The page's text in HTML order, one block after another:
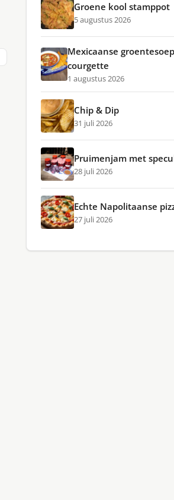
Groene kool stamppot
5 augustus 2026
Mexicaanse
courgette
1 augustus 2026
Chip & Dip
31 juli 2026
Pruimenjam met
28 juli 2026
Echte Napolitaanse
27 juli 2026